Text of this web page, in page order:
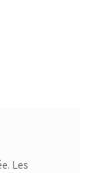
Les